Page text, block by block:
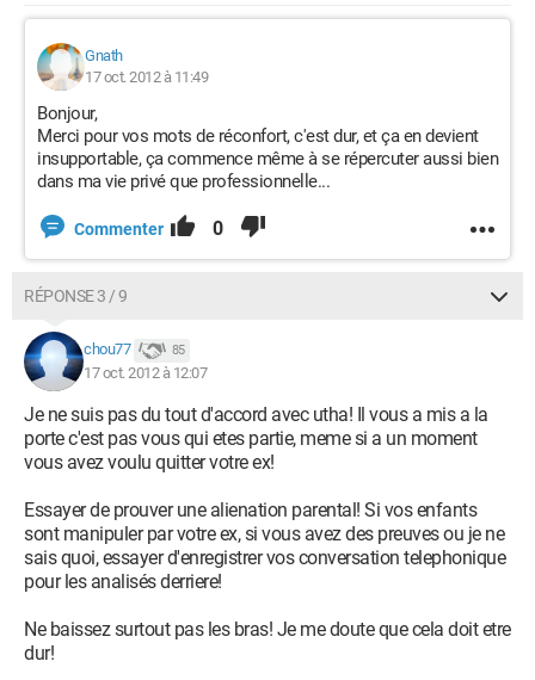
Gnath
17 oct. 2012 à 11:49
Bonjour,
Merci pour vos mots de réconfort, c'est dur, et ça en devient
insupportable, ça commence même à se répercuter aussi bien
dans ma vie privé que professionnelle...
Commenter 0
RÉPONSE 3 / 9
chou77 85
17 oct. 2012 à 12:07
Je ne suis pas du tout d'accord avec utha! Il vous a mis a la
porte c'est pas vous qui etes partie, meme si a un moment
vous avez voulu quitter votre ex!
Essayer de prouver une alienation parental! Si vos enfants
sont manipuler par votre ex, si vous avez des preuves ou je ne
sais quoi, essayer d'enregistrer vos conversation telephonique
pour les analisés derriere!
Ne baissez surtout pas les bras! Je me doute que cela doit etre
dur!